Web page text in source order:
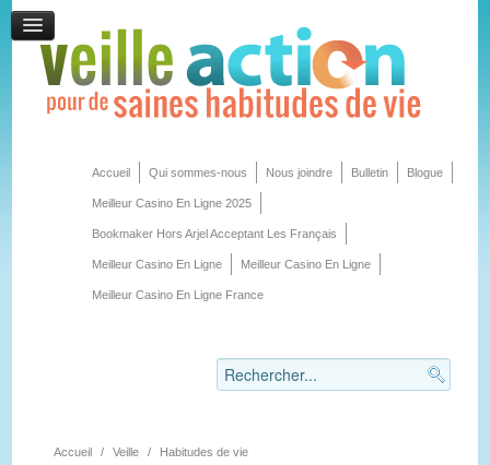
Accueil Qui sommes-nous Nous joindre Bulletin Blogue
Meilleur Casino En Ligne 2025
Bookmaker Hors Arjel Acceptant Les Français
Meilleur Casino En Ligne Meilleur Casino En Ligne
Meilleur Casino En Ligne France
Accueil / Veille / Habitudes de vie